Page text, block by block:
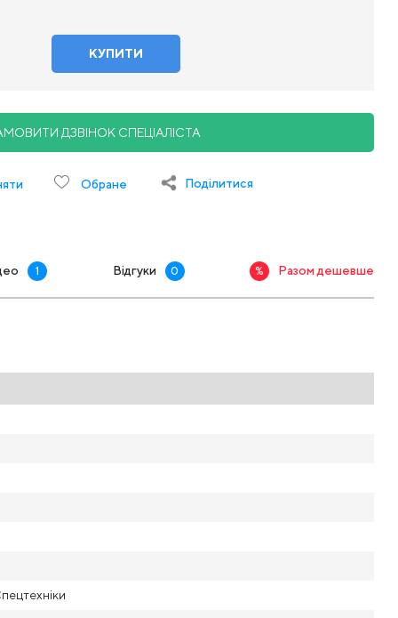
ДЗВІНОК СПЕЦІАЛІСТА
Обране Поділитися
1 Відгуки 0 % Разом дешевше